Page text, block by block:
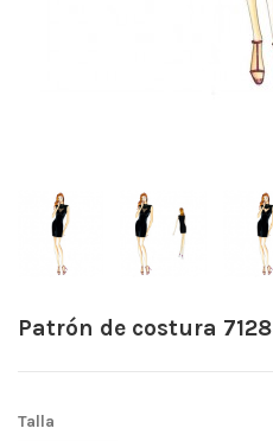
Patrón de costura 7128
Talla